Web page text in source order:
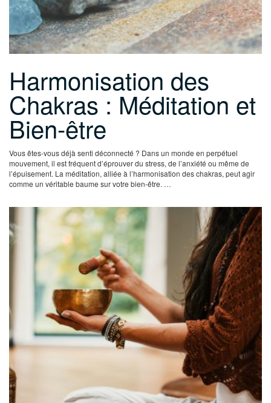
Harmonisation des
Chakras : Méditation et
Bien-être
Vous êtes-vous déjà senti déconnecté ? Dans un monde en perpétuel
mouvement, il est fréquent d’éprouver du stress, de l’anxiété ou même de
l’épuisement. La méditation, alliée à l’harmonisation des chakras, peut agir
comme un véritable baume sur votre bien-être. …